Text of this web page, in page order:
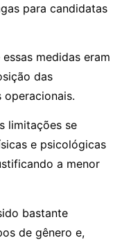
para candidatas
medidas eram
das
operacionais.
limitações se
e psicológicas
a menor
bastante
de gênero e,